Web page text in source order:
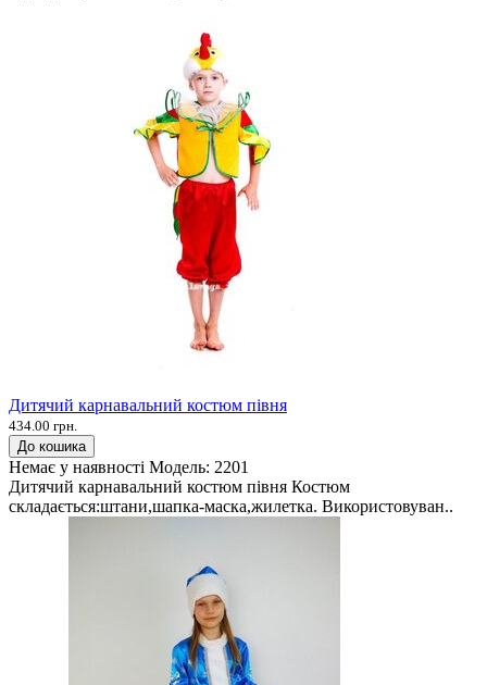
Дитячий карнавальний костюм півня
434.00 грн.
До кошика
Немає у наявності Модель: 2201
Дитячий карнавальний костюм півня Костюм
складається:штани,шапка-маска,жилетка. Використовуван..